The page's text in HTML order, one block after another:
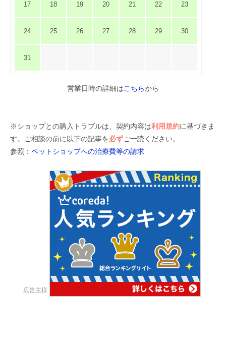
17 18 19 20 21 22 23
24 25 26 27 28 29 30
31
営業日時の詳細はこちらから
※ショップとの購入トラブルは、契約内容は利用規約に基づきま
す。ご相談の前に以下の記事を必ずご一読ください。
参照： ペットショップへの治療費等の請求
広告主様